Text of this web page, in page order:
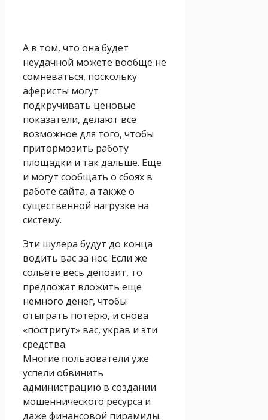
А в том, что она будет
неудачной можете вообще не
сомневаться, поскольку
аферисты могут
подкручивать ценовые
показатели, делают все
возможное для того, чтобы
притормозить работу
площадки и так дальше. Еще
и могут сообщать о сбоях в
работе сайта, а также о
существенной нагрузке на
систему.
Эти шулера будут до конца
водить вас за нос. Если же
сольете весь депозит, то
предложат вложить еще
немного денег, чтобы
отыграть потерю, и снова
«постригут» вас, украв и эти
средства.
Многие пользователи уже
успели обвинить
администрацию в создании
мошеннического ресурса и
даже финансовой пирамиды.